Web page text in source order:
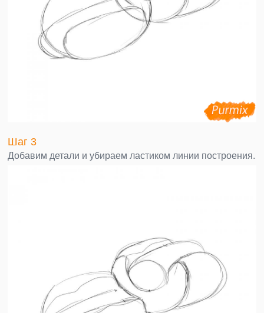
Шаг 3
Добавим детали и убираем ластиком линии построения.